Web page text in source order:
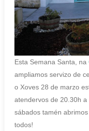
Esta Semana Santa, na
ampliamos servizo de
o Xoves 28 de marzo
atendervos de 20.30h
sábados tamén
todos!